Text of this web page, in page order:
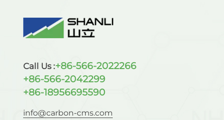
Call Us :+86-566-2022266
+86-566-2042299
+86-18956695590
info@carbon-cms.com